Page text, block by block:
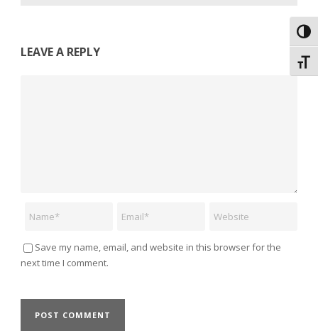
LEAVE A REPLY
Save my name, email, and website in this browser for the
next time I comment.